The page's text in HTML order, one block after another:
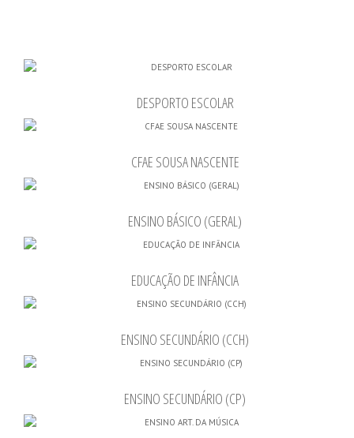
DESPORTO ESCOLAR
CFAE SOUSA NASCENTE
ENSINO BÁSICO (GERAL)
EDUCAÇÃO DE INFÂNCIA
ENSINO SECUNDÁRIO (CCH)
ENSINO SECUNDÁRIO (CP)